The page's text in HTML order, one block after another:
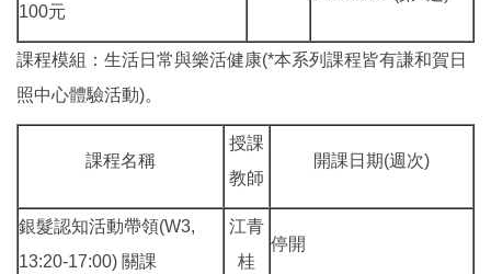
100元
課程模組：生活日常與樂活健康(*本系列課程皆有謙和賀日
照中心體驗活動)。
課程名稱
授課
教師
開課日期(週次)
銀髮認知活動帶領(W3,
13:20-17:00) 關課
江青
桂
停開